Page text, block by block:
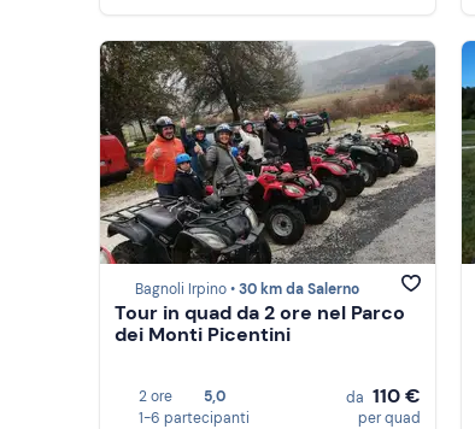
Bagnoli Irpino •30 km da Salerno
Tour in quad da 2 ore nel Parco
dei Monti Picentini
2 ore
5,0
1-6 partecipanti
da 110 €
per quad